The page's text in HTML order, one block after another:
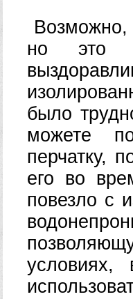
Возможно,
но это
было
можете
перчатку,
его во
повезло с